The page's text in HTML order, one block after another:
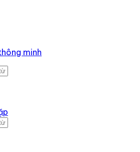
minh